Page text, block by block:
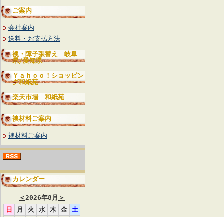
ご案内
会社案内
送料・お支払方法
襖・障子張替え 岐阜
県/愛知県
Ｙａｈｏｏ！ショッピン
グ和紙苑
楽天市場 和紙苑
襖材料ご案内
襖材料ご案内
カレンダー
＜2026年8月 ＞
日
月 火 水 木 金 土